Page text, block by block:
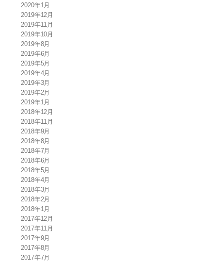
2020年1月
2019年12月
2019年11月
2019年10月
2019年8月
2019年6月
2019年5月
2019年4月
2019年3月
2019年2月
2019年1月
2018年12月
2018年11月
2018年9月
2018年8月
2018年7月
2018年6月
2018年5月
2018年4月
2018年3月
2018年2月
2018年1月
2017年12月
2017年11月
2017年9月
2017年8月
2017年7月